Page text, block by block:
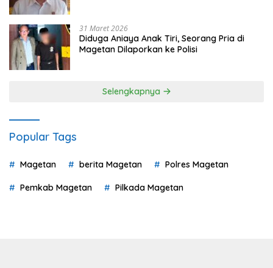
31 Maret 2026
Diduga Aniaya Anak Tiri, Seorang Pria di
Magetan Dilaporkan ke Polisi
Selengkapnya
Popular Tags
Magetan berita Magetan Polres Magetan
Pemkab Magetan Pilkada Magetan